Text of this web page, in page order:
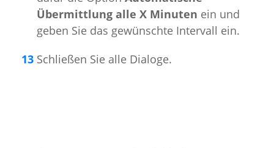
Übermittlung alle X Minuten ein und
geben Sie das gewünschte Intervall ein.
Schließen Sie alle Dialoge.